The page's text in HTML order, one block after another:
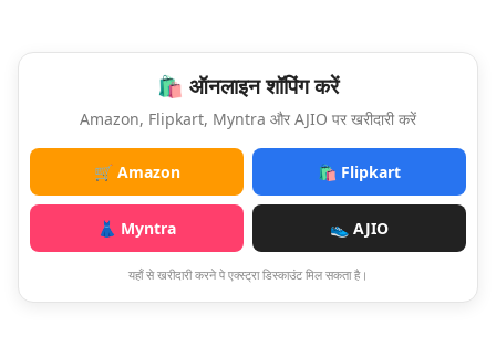
🛍️ ऑनलाइन शॉपिंग करें
Amazon, Flipkart, Myntra और AJIO पर खरीदारी करें
🛒 Amazon 🛍️ Flipkart
👗 Myntra 👟 AJIO
यहाँ से खरीदारी करने पे एक्स्ट्रा डिस्काउंट मिल सकता है।